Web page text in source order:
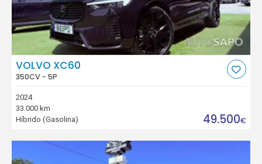
VOLVO XC60
350CV - 5P
2024
33.000 km
Híbrido (Gasolina)
49.500€